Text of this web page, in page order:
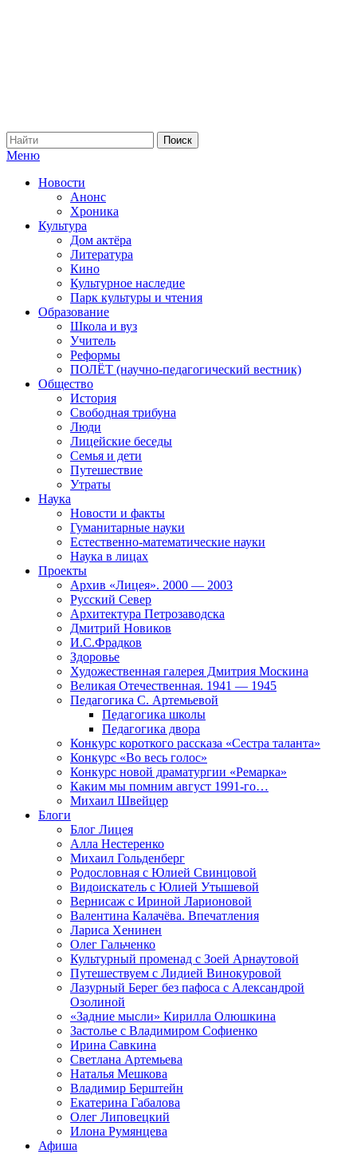
Меню
Новости
Анонс
Хроника
Культура
Дом актёра
Литература
Кино
Культурное наследие
Парк культуры и чтения
Образование
Школа и вуз
Учитель
Реформы
ПОЛЁТ (научно-педагогический вестник)
Общество
История
Свободная трибуна
Люди
Лицейские беседы
Семья и дети
Путешествие
Утраты
Наука
Новости и факты
Гуманитарные науки
Естественно-математические науки
Наука в лицах
Проекты
Архив «Лицея». 2000 — 2003
Русский Север
Архитектура Петрозаводска
Дмитрий Новиков
И.С.Фрадков
Здоровье
Художественная галерея Дмитрия Москина
Великая Отечественная. 1941 — 1945
Педагогика С. Артемьевой
Педагогика школы
Педагогика двора
Конкурс короткого рассказа «Сестра таланта»
Конкурс «Во весь голос»
Конкурс новой драматургии «Ремарка»
Каким мы помним август 1991-го…
Михаил Швейцер
Блоги
Блог Лицея
Алла Нестеренко
Михаил Гольденберг
Родословная с Юлией Свинцовой
Видоискатель с Юлией Утышевой
Вернисаж с Ириной Ларионовой
Валентина Калачёва. Впечатления
Лариса Хенинен
Олег Гальченко
Культурный променад с Зоей Арнаутовой
Путешествуем с Лидией Винокуровой
Лазурный Берег без пафоса с Александрой
Озолиной
«Задние мысли» Кирилла Олюшкина
Застолье с Владимиром Софиенко
Ирина Савкина
Светлана Артемьева
Наталья Мешкова
Владимир Берштейн
Екатерина Габалова
Олег Липовецкий
Илона Румянцева
Афиша